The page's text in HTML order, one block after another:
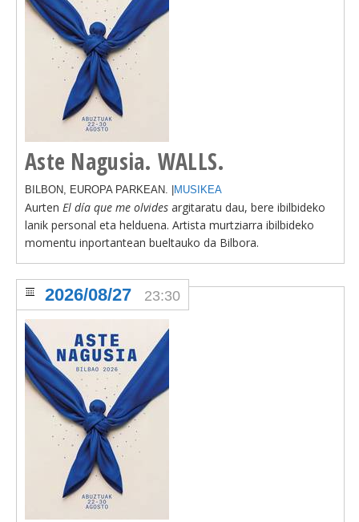
Aste Nagusia. WALLS.
BILBON, EUROPA PARKEAN. | MUSIKEA
Aurten El día que me olvides argitaratu dau, bere ibilbideko
lanik personal eta helduena. Artista murtziarra ibilbideko
momentu inportantean bueltauko da Bilbora.
2026/08/27 23:30